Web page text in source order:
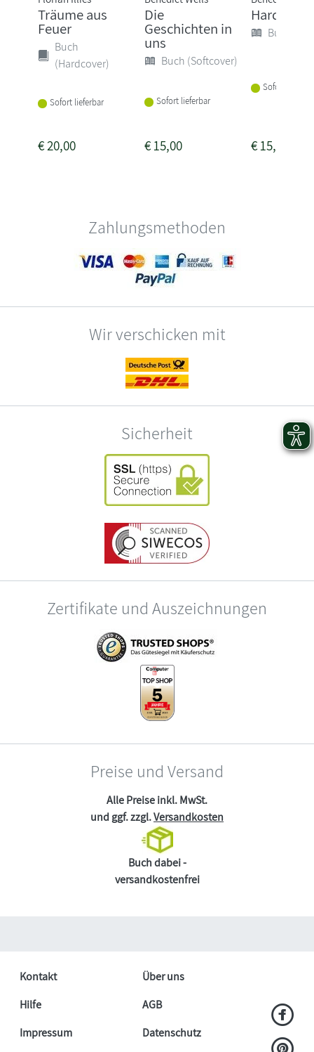
Träume aus
Feuer
Buch
(Hardcover)
Sofort lieferbar
€20,00
Die
Geschichten in
uns
Buch (Softcover)
Sofort lieferbar
€15,00
Hard Land
Buch
Sofort
€15,00
Zahlungsmethoden
Wir verschicken mit
Sicherheit
Zertifikate und Auszeichnungen
Preise und Versand
Alle Preise inkl. MwSt.
und ggf. zzgl.Versandkosten
Buch dabei -
versandkostenfrei
Kontakt
Über uns
Hilfe
AGB
Impressum
Datenschutz